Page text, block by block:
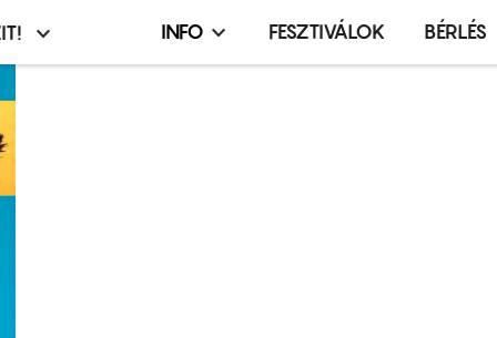
Infó,
INFO FESZTIVÁLOK BÉRLÉS